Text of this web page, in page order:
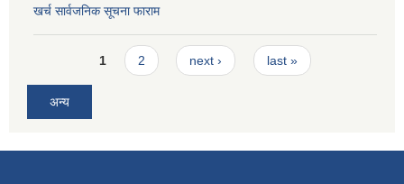
खर्च सार्वजनिक सूचना फाराम
Pages1 2 next › last »
अन्य